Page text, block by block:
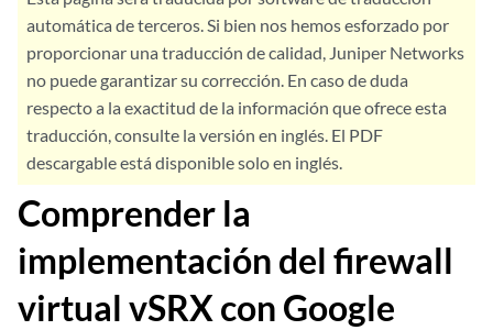
automática de terceros. Si bien nos hemos esforzado por
proporcionar una traducción de calidad, Juniper Networks
no puede garantizar su corrección. En caso de duda
respecto a la exactitud de la información que ofrece esta
traducción, consulte la versión en inglés. El PDF
descargable está disponible solo en inglés.
Comprender la
implementación del firewall
virtual vSRX con Google